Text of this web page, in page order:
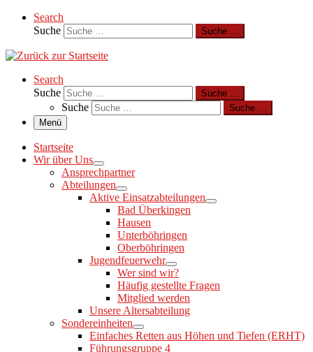
Search
Suche
Suche …
Search
Suche
Suche …
Suche
Suche …
Menü
Startseite
Wir über Uns
Ansprechpartner
Abteilungen
Aktive Einsatzabteilungen
Bad Überkingen
Hausen
Unterböhringen
Oberböhringen
Jugendfeuerwehr
Wer sind wir?
Häufig gestellte Fragen
Mitglied werden
Unsere Altersabteilung
Sondereinheiten
Einfaches Retten aus Höhen und Tiefen (ERHT)
Führungsgruppe 4